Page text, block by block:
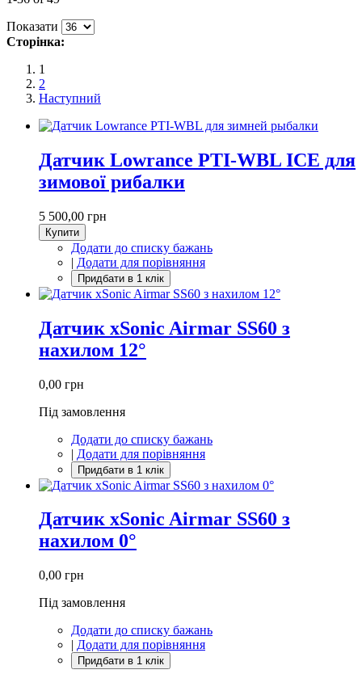
Показати
Сторінка:
1
2
Наступний
Датчик Lowrance PTI-WBL ICE для
зимової рибалки
5 500,00 грн
Купити
Додати до списку бажань
| Додати для порівняння
Датчик xSonic Airmar SS60 з
нахилом 12°
0,00 грн
Під замовлення
Додати до списку бажань
| Додати для порівняння
Датчик xSonic Airmar SS60 з
нахилом 0°
0,00 грн
Під замовлення
Додати до списку бажань
| Додати для порівняння